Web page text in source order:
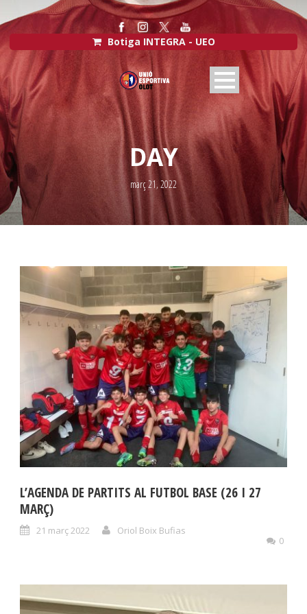
Botiga INTEGRA - UEO
DAY
març 21, 2022
L’AGENDA DE PARTITS AL FUTBOL BASE (26 I 27
MARÇ)
21 març 2022
Oriol Boix Bufias
0